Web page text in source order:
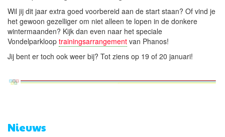
Wil jij dit jaar extra goed voorbereid aan de start staan? Of vind je
het gewoon gezelliger om niet alleen te lopen in de donkere
wintermaanden? Kijk dan even naar het speciale
Vondelparkloop trainingsarrangement van Phanos!
Jij bent er toch ook weer bij? Tot ziens op 19 of 20 januari!
Nieuws